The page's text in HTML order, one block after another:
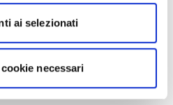
ai selezionati
necessari